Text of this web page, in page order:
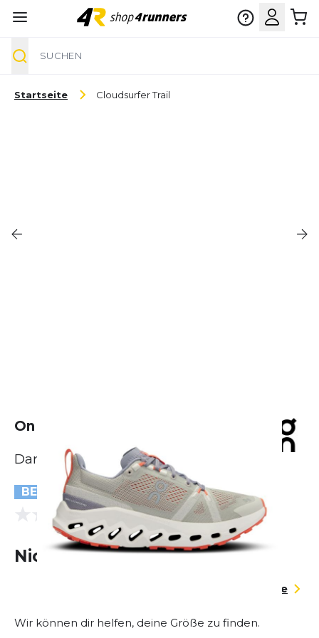
Startseite Cloudsurfer Trail
On Cloudsurfer Trail
Damen
BESTSELLER
(0 Bewertungen)
Nicht lieferbar
Größentabelle
Wir können dir helfen, deine Größe zu finden.